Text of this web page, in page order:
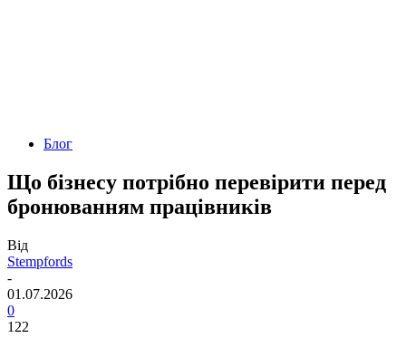
Блог
Що бізнесу потрібно перевірити перед
бронюванням працівників
Від
Stempfords
-
01.07.2026
0
122